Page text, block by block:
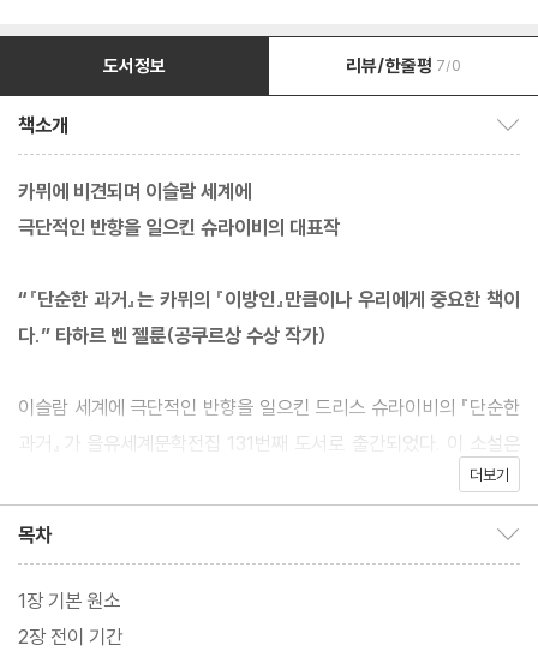
도서정보 리뷰/한줄평 7/0
책소개
카뮈에 비견되며 이슬람 세계에
극단적인 반향을 일으킨 슈라이비의 대표작
“『단순한 과거』는 카뮈의 『이방인』만큼이나 우리에게 중요한 책이
다.” 타하르 벤 젤룬(공쿠르상 수상 작가)
이슬람 세계에 극단적인 반향을 일으킨 드리스 슈라이비의 『단순한
과거』가 을유세계문학전집 131번째 도서로 출간되었다. 이 소설은
슈라이비의 첫 작품이자 대표작 가운데 하나로 이슬람 가부장제에
모든 폭압과 위선에 반항하는 젊은 세대를 탁월하게 그려 낸 『단순
한 과거』는 오늘날 카뮈의 『이방인』에 비견되는 걸작으로 평가받는
다.
더보기
목차
1장 기본 원소
2장 전이 기간